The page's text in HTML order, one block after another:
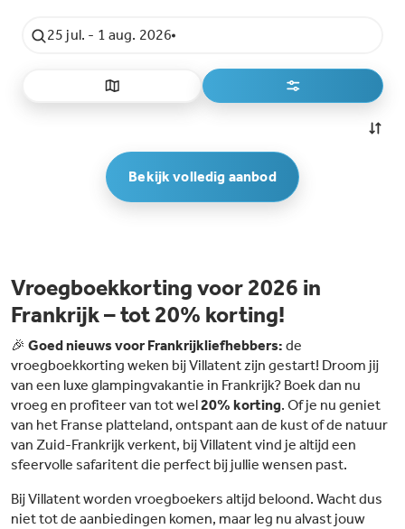
25 jul. - 1 aug. 2026
Bekijk volledig aanbod
Vroegboekkorting voor 2026 in
Frankrijk – tot 20% korting!
🎉 Goed nieuws voor Frankrijkliefhebbers: de
vroegboekkorting weken bij Villatent zijn gestart! Droom jij
van een luxe glampingvakantie in Frankrijk? Boek dan nu
vroeg en profiteer van tot wel20% korting. Of je nu geniet
van het Franse platteland, ontspant aan de kust of de natuur
van Zuid-Frankrijk verkent, bij Villatent vind je altijd een
sfeervolle safaritent die perfect bij jullie wensen past.
Bij Villatent worden vroegboekers altijd beloond. Wacht dus
niet tot de aanbiedingen komen, maar leg nu alvast jouw